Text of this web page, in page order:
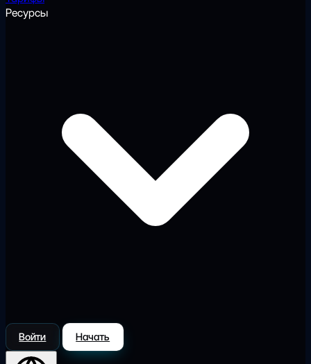
Ресурсы
Войти Начать